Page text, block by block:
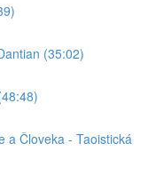
(35:02)
a Človeka - Taoistická